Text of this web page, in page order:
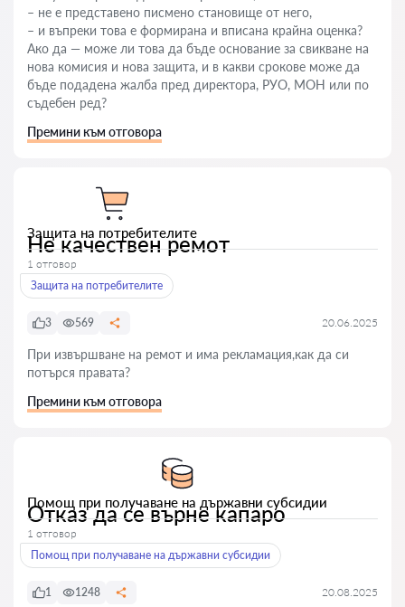
– не е представено писмено становище от него,
– и въпреки това е формирана и вписана крайна оценка?
Ако да — може ли това да бъде основание за свикване на
нова комисия и нова защита, и в какви срокове може да
бъде подадена жалба пред директора, РУО, МОН или по
съдебен ред?
Премини към отговора
Защита на потребителите
Не качествен ремот
1 отговор
Защита на потребителите
3 569 20.06.2025
При извършване на ремот и има рекламация,как да си
потърся правата?
Премини към отговора
Помощ при получаване на държавни субсидии
Отказ да се върне капаро
1 отговор
Помощ при получаване на държавни субсидии
1 1248 20.08.2025